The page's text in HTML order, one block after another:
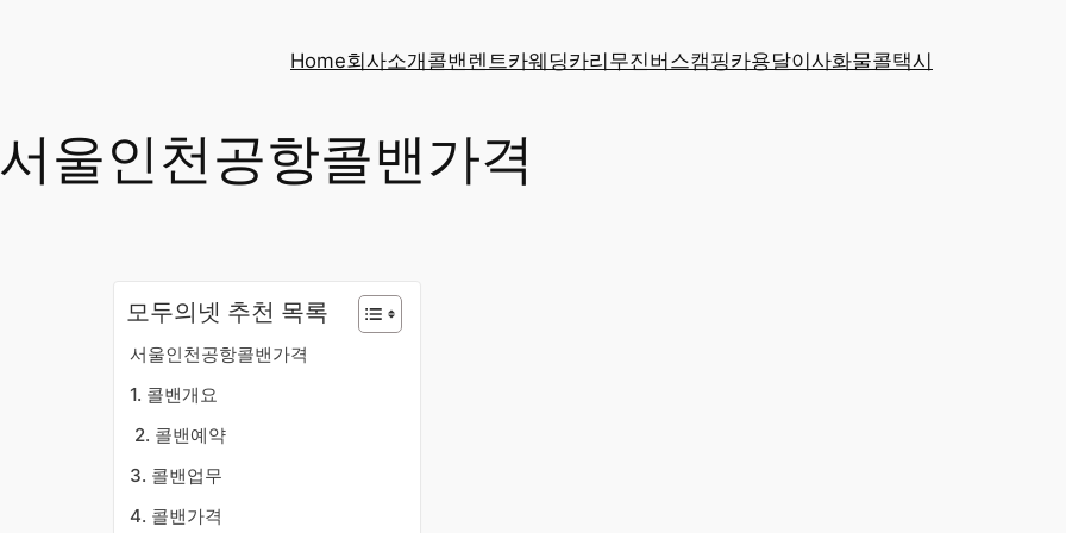
Home회사소개콜밴 렌트카웨딩카리무진버스캠핑카용달이사화물콜택시
서울인천공항콜밴가격
모두의넷 추천 목록
서울인천공항콜밴가격
​1. 콜밴개요
​2. 콜밴예약
3. 콜밴업무
4. 콜밴가격